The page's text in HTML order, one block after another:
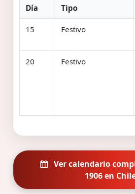
Día Tipo
15 Festivo
20 Festivo
Ver calendario
1906 en